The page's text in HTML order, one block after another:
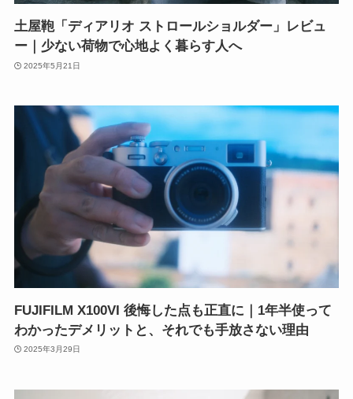
土屋鞄「ディアリオ ストロールショルダー」レビュ
ー｜少ない荷物で心地よく暮らす人へ
2025年5月21日
FUJIFILM X100VI 後悔した点も正直に｜1年半使って
わかったデメリットと、それでも手放さない理由
2025年3月29日